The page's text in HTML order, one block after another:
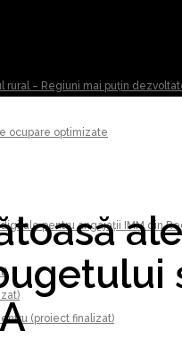
rural – Regiuni mai puțin
ocupare optimizate
pentru angajații IMM din
(proiect finalizat)